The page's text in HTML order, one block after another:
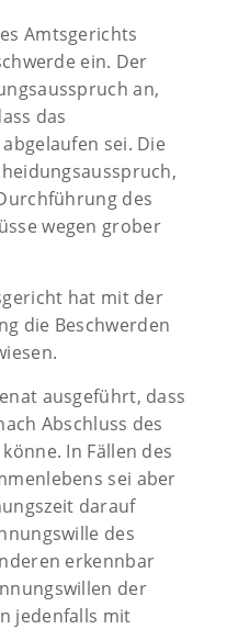
Amtsgerichts
ein. Der
an,
das
sei. Die
des
wegen grober
hat mit der
die Beschwerden
ausgeführt, dass
Abschluss des
In Fällen des
sei aber
darauf
des
erkennbar
der
jedenfalls mit